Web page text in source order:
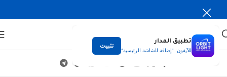
تطبيق المدار
للآيفون: "إضافة للشاشة الرئيسية"
تثبيت